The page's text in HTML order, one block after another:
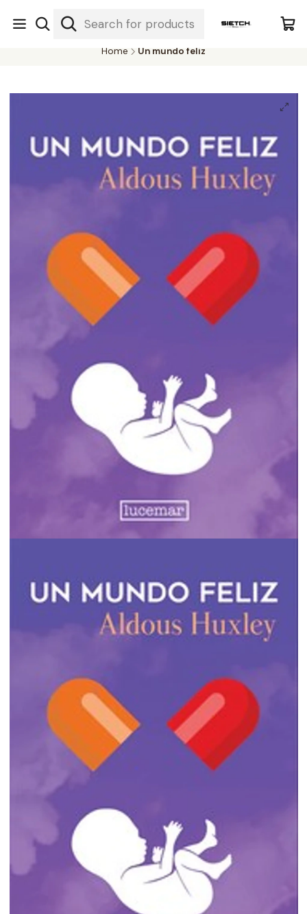
Nuestra librería - Serrano 317 local 3 - Limache.
#SomospartedelSietch
Home Un mundo feliz